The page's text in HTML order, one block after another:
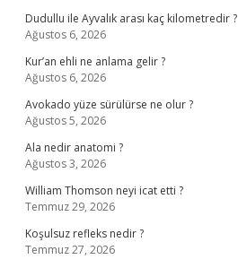
Dudullu ile Ayvalık arası kaç kilometredir ?
Ağustos 6, 2026
Kur’an ehli ne anlama gelir ?
Ağustos 6, 2026
Avokado yüze sürülürse ne olur ?
Ağustos 5, 2026
Ala nedir anatomi ?
Ağustos 3, 2026
William Thomson neyi icat etti ?
Temmuz 29, 2026
Koşulsuz refleks nedir ?
Temmuz 27, 2026